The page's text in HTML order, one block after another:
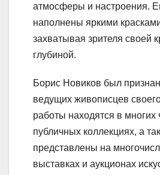
атмосферы и настроения.
наполнены яркими
захватывая зрителя своей
глубиной.
Борис Новиков был
ведущих живописцев
работы находятся в многих
публичных коллекциях, а
представлены на
выставках и аукционах